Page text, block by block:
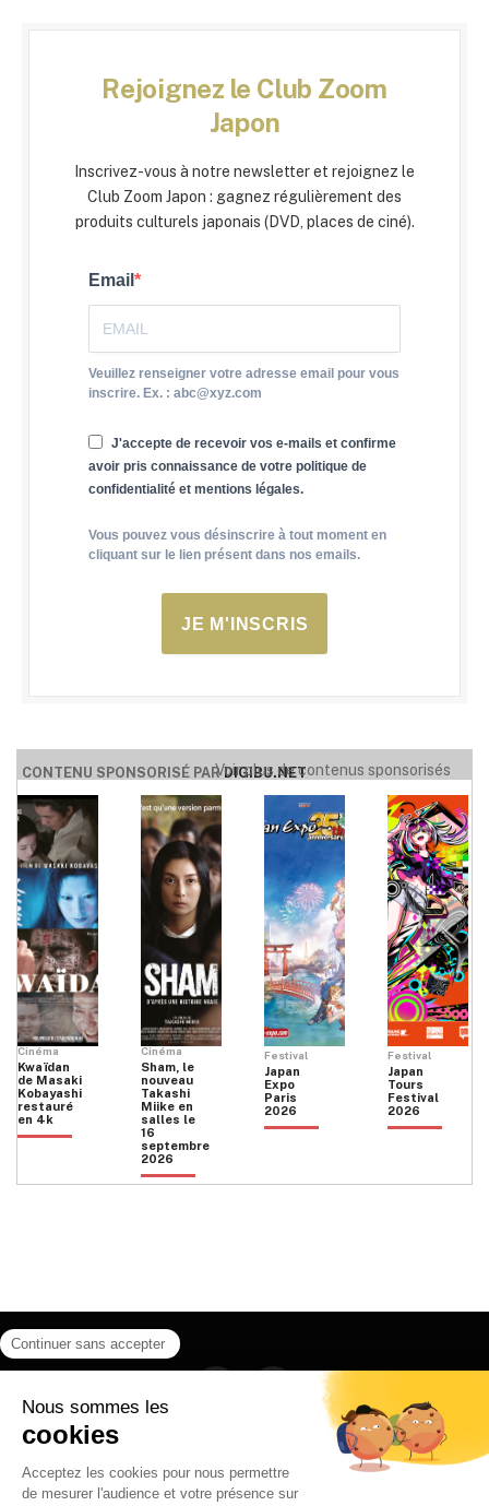
Rejoignez le Club Zoom
Japon
Inscrivez-vous à notre newsletter et rejoignez le
Club Zoom Japon : gagnez régulièrement des
produits culturels japonais (DVD, places de ciné).
Email
Veuillez renseigner votre adresse email pour vous
inscrire. Ex. : abc@xyz.com
J'accepte de recevoir vos e-mails et confirme
avoir pris connaissance de votre politique de
confidentialité et mentions légales.
Vous pouvez vous désinscrire à tout moment en
cliquant sur le lien présent dans nos emails.
JE M'INSCRIS
CONTENU SPONSORISÉ PARDIGIBU.NET
Voir plus de contenus sponsorisés
Cinéma
Kwaïdan
de Masaki
Kobayashi
restauré
en 4k
Cinéma
Sham, le
nouveau
Takashi
Miike en
salles le
16
septembre
2026
Festival
Japan
Expo
Paris
2026
Festival
Japan
Tours
Festival
2026
Instagram
CONTACT
POLITIQUE DE CONFIDENTIALITÉ